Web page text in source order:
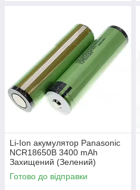
Li-Ion акумулятор Panasonic
NCR18650B 3400 mAh
Захищений (Зелений)
Готово до відправки